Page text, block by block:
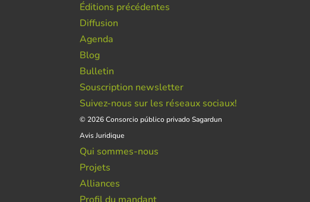
Éditions précédentes
Diffusion
Agenda
Blog
Bulletin
Souscription newsletter
Suivez-nous sur les réseaux sociaux!
© 2026 Consorcio público privado Sagardun
Avis Juridique
Qui sommes-nous
Projets
Alliances